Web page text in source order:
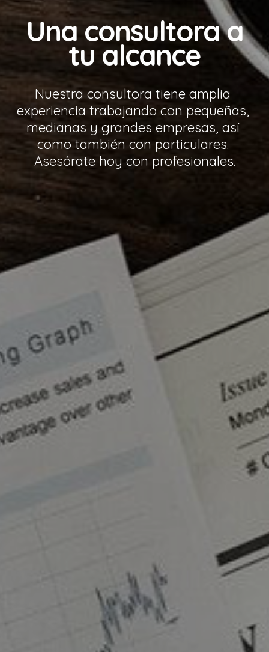
Conoce nuestro
equipo
Un equipo de profesionales, capaces de
analizar y resolver dificultades de
manera concreta y eficiente, que está
dispuesto a ayudarte.